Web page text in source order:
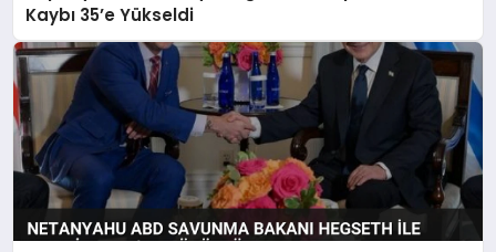
Kaybı 35’e Yükseldi